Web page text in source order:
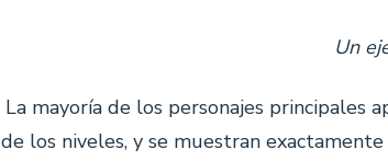
Un
La mayoría de los personajes principales
de los niveles, y se muestran